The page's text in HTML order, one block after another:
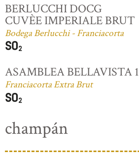
BERLUCCHI DOCG
CUVÈE IMPERIALE BRUT
Bodega Berlucchi - Franciacorta
ASAMBLEA BELLAVISTA 1
Franciacorta Extra Brut
champán